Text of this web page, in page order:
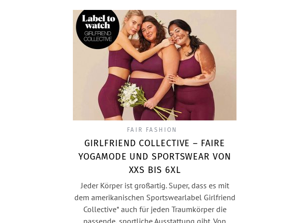
FAIR FASHION
GIRLFRIEND COLLECTIVE – FAIRE
YOGAMODE UND SPORTSWEAR VON
XXS BIS 6XL
Jeder Körper ist großartig. Super, dass es mit
dem amerikanischen Sportswearlabel Girlfriend
Collective* auch für jeden Traumkörper die
passende, sportliche Ausstattung gibt. Von